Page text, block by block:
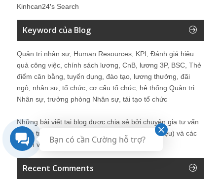
Kinhcan24′s Search
Keyword của Blog
Quản trị nhân sự, Human Resources, KPI, Đánh giá hiệu
quả công việc, chính sách lương, CnB, lương 3P, BSC, Thẻ
điểm cân bằng, tuyển dụng, đào tạo, lương thưởng, đãi
ngộ, nhân sự, tổ chức, cơ cấu tổ chức, hệ thống Quản trị
Nhân sự, trưởng phòng Nhân sự, tái tạo tổ chức
Những bài viết tại blog được chia sẻ bởi chuyên gia tư vấn
Quản trị Nhân sự Nguyễn Hùng Cường (
giới thiệu) và các
thành viên khác trong cộng đồng Nhân sự.
Recent Comments
Bạn có cần Cường hỗ trợ?